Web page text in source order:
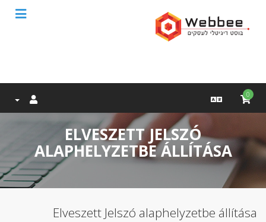
0
ELVESZETT JELSZÓ
ALAPHELYZETBE ÁLLÍTÁSA
Elveszett Jelszó alaphelyzetbe állítása